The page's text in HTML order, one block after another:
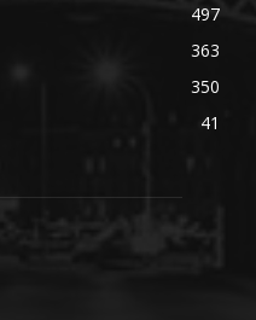
497
363
350
41